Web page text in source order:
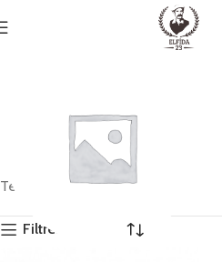
Tek bir sonuç gösteriliyor
Filtreleri Göster